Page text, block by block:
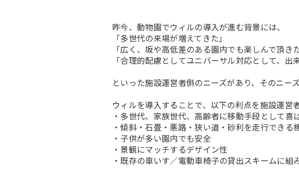
昨今、動物園でウィルの導入が進む背景には、
「多世代の来場が増えてきた」
「広く、坂や高低差のある園内でも楽しんで頂き
「合理的配慮としてユニバーサル対応として、出
といった施設運営者側のニーズがあり、そのニー
ウィルを導入することで、以下の利点を施設運営
・多世代、家族世代、高齢者に移動手段として喜
・傾斜・石畳・悪路・狭い道・砂利を走行できる
・子供が多い園内でも安全
・景観にマッチするデザイン性
・既存の車いす／電動車椅子の貸出スキームに組